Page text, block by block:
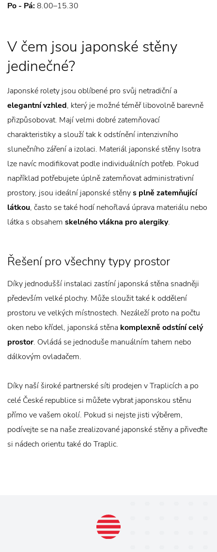
Po - Pá:8.00–15.30
V čem jsou japonské stěny
jedinečné?
Japonské rolety jsou oblíbené pro svůj netradiční a
elegantní vzhled, který je možné téměř libovolně barevně
přizpůsobovat. Mají velmi dobré zatemňovací
charakteristiky a slouží tak k odstínění intenzivního
slunečního záření a izolaci. Materiál japonské stěny Isotra
lze navíc modifikovat podle individuálních potřeb. Pokud
například potřebujete úplně zatemňovat administrativní
prostory, jsou ideální japonské stěnys plně zatemňující
látkou, často se také hodí nehořlavá úprava materiálu nebo
látka s obsahem skelného vlákna pro alergiky.
Řešení pro všechny typy prostor
Díky jednodušší instalaci zastíní japonská stěna snadněji
především velké plochy. Může sloužit také k oddělení
prostoru ve velkých místnostech. Nezáleží proto na počtu
oken nebo křídel, japonská stěna komplexně odstíní celý
prostor. Ovládá se jednoduše manuálním tahem nebo
dálkovým ovladačem.
Díky naší široké partnerské síti prodejen v Traplicích a po
celé České republice si můžete vybrat japonskou stěnu
přímo ve vašem okolí. Pokud si nejste jisti výběrem,
podívejte se na naše zrealizované japonské stěny a přiveďte
si nádech orientu také do Traplic.